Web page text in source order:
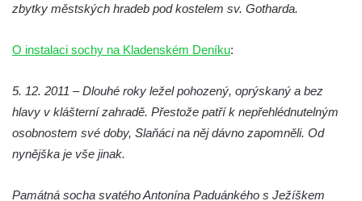
Socha Včela v ZOO Hluboká
Socha Rosomák v ZOO Hluboká
Socha Beruška v ZOO Hluboká
Socha Vážka v ZOO Hluboká
Flamingo trůn v ZOO Hluboká
zbytky městských hradeb pod kostelem sv. Gotharda.
O instalaci sochy na Kladenském Deníku:
5. 12. 2011 – Dlouhé roky ležel pohozený, oprýskaný a bez
hlavy v klášterní zahradě. Přestože patří k nepřehlédnutelným
osobnostem své doby, Slaňáci na něj dávno zapomněli. Od
nynějška je vše jinak.
Památná socha svatého Antonína Paduánkého s Ježíškem